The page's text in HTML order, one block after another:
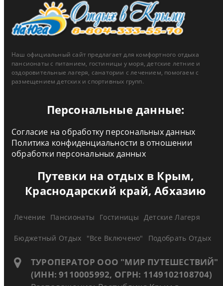
Наш официальный сайт предлагает для комфортного отдыха
пансионаты с питанием, гостиницы у моря, детские летние и
оздоровительные лагеря, санатории с лечением, помогаем с
размещением детских и спортивных групп.
Персональные данные:
Согласие на обработку персональных данных
Политика конфиденциальности в отношении
обработки персональных данных
Путевки на отдых в Крым,
Краснодарский край, Абхазию
Лечение Пансионаты Гостиницы Детские Лагеря
Бюджетный Отдых "Все Включено" Подобрать Отдых
ТУРОПЕРАТОР ООО "МИР ПУТЕШЕСТВИЙ"
(ИНН: 9110005992, ОГРН: 1149102108704)